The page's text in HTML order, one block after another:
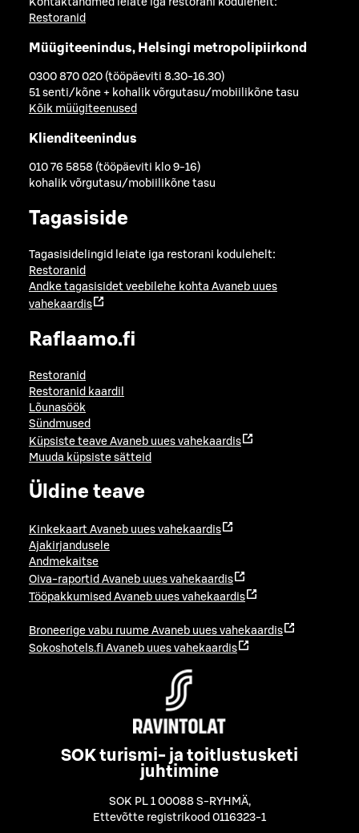
Kontaktandmed leiate iga restorani kodulehelt:
Restoranid
Müügiteenindus, Helsingi metropolipiirkond
0300 870 020 (tööpäeviti 8.30-16.30)
51 senti/kõne + kohalik võrgutasu/mobiilikõne tasu
Kõik müügiteenused
Klienditeenindus
010 76 5858 (tööpäeviti klo 9-16)
kohalik võrgutasu/mobiilikõne tasu
Tagasiside
Tagasisidelingid leiate iga restorani kodulehelt:
Restoranid
Andke tagasisidet veebilehe kohta Avaneb uues
vahekaardis
Raflaamo.fi
Restoranid
Restoranid kaardil
Lõunasöök
Sündmused
Küpsiste teave Avaneb uues vahekaardis
Muuda küpsiste sätteid
Üldine teave
Kinkekaart Avaneb uues vahekaardis
Ajakirjandusele
Andmekaitse
Oiva-raportid Avaneb uues vahekaardis
Tööpakkumised Avaneb uues vahekaardis
Broneerige vabu ruume Avaneb uues vahekaardis
Sokoshotels.fi Avaneb uues vahekaardis
SOK turismi- ja toitlustusketi
juhtimine
SOK PL 1 00088 S-RYHMÄ,
Ettevõtte registrikood 0116323-1